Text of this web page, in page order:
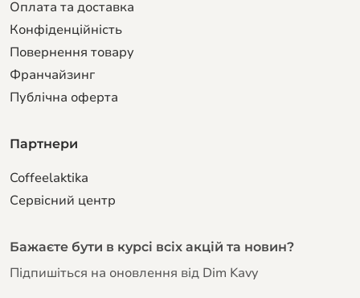
Оплата та доставка
Конфіденційність
Повернення товару
Франчайзинг
Публічна оферта
Партнери
Coffeelaktika
Сервiсний центр
Бажаєте бути в курсі всіх акцій та новин?
Підпишіться на оновлення від Dim Kavy